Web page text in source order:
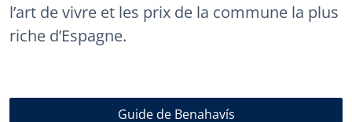
l’art de vivre et les prix de la commune la plus
riche d’Espagne.
Guide de Benahavís